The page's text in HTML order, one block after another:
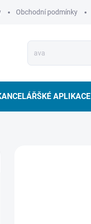
Obchodní podmínky
APLIKACE